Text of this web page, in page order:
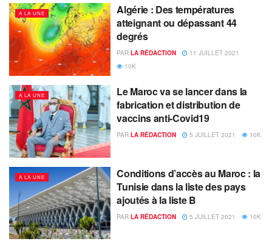
A LA UNE
Algérie : Des températures
atteignant ou dépassant 44
degrés
PAR LA RÉDACTION
11 JUILLET 2021
10K
A LA UNE
Le Maroc va se lancer dans la
fabrication et distribution de
vaccins anti-Covid19
PAR LA RÉDACTION 5 JUILLET 2021 10K
A LA UNE
Conditions d’accès au Maroc : la
Tunisie dans la liste des pays
ajoutés à la liste B
PAR LA RÉDACTION 5 JUILLET 2021 10K